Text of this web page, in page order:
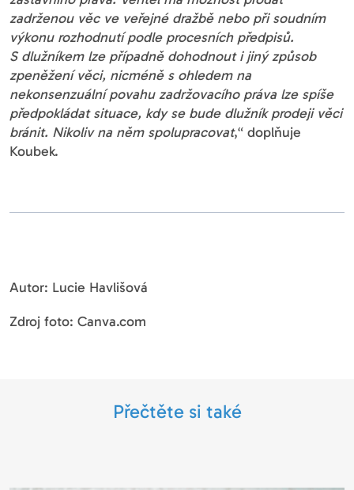
zadrženou věc ve veřejné dražbě nebo při soudním
výkonu rozhodnutí podle procesních předpisů.
S dlužníkem lze případně dohodnout i jiný způsob
zpeněžení věci, nicméně s ohledem na
nekonsenzuální povahu zadržovacího práva lze spíše
předpokládat situace, kdy se bude dlužník prodeji věci
bránit. Nikoliv na něm spolupracovat,“ doplňuje
Koubek.
Autor: Lucie Havlišová
Zdroj foto: Canva.com
Přečtěte si také